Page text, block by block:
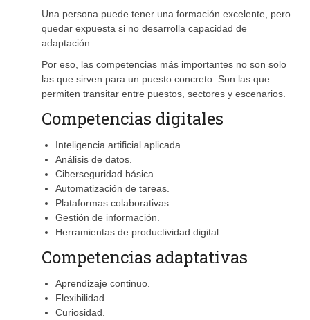
Una persona puede tener una formación excelente, pero
quedar expuesta si no desarrolla capacidad de
adaptación.
Por eso, las competencias más importantes no son solo
las que sirven para un puesto concreto. Son las que
permiten transitar entre puestos, sectores y escenarios.
Competencias digitales
Inteligencia artificial aplicada.
Análisis de datos.
Ciberseguridad básica.
Automatización de tareas.
Plataformas colaborativas.
Gestión de información.
Herramientas de productividad digital.
Competencias adaptativas
Aprendizaje continuo.
Flexibilidad.
Curiosidad.